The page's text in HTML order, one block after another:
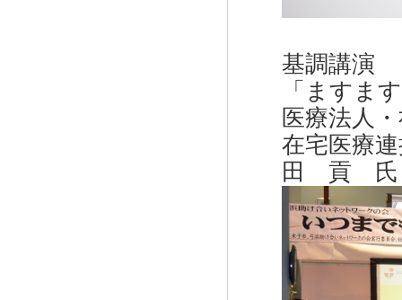
基調講演
「ますま
医療法人
在宅医療
田 貢 氏